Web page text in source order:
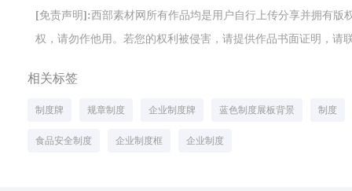
[免责声明]:西部素材网所有作品均是用户自行上传分享并拥有
权，请勿作他用。若您的权利被侵害，请提供作品书面证明，请
相关标签
制度牌 规章制度 企业制度牌 蓝色制度展板背景 制度
食品安全制度 企业制度框 企业制度